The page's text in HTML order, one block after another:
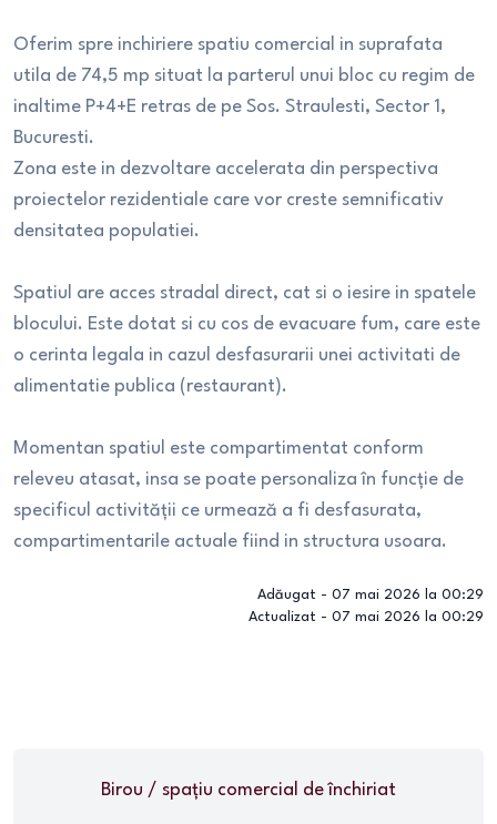
Oferim spre inchiriere spatiu comercial in suprafata
utila de 74,5 mp situat la parterul unui bloc cu regim de
inaltime P+4+E retras de pe Sos. Straulesti, Sector 1,
Bucuresti.
Zona este in dezvoltare accelerata din perspectiva
proiectelor rezidentiale care vor creste semnificativ
densitatea populatiei.
Spatiul are acces stradal direct, cat si o iesire in spatele
blocului. Este dotat si cu cos de evacuare fum, care este
o cerinta legala in cazul desfasurarii unei activitati de
alimentatie publica (restaurant).
Momentan spatiul este compartimentat conform
releveu atasat, insa se poate personaliza în funcție de
specificul activității ce urmează a fi desfasurata,
compartimentarile actuale fiind in structura usoara.
Adăugat - 07 mai 2026 la 00:29
Actualizat - 07 mai 2026 la 00:29
Birou / spațiu comercial de închiriat